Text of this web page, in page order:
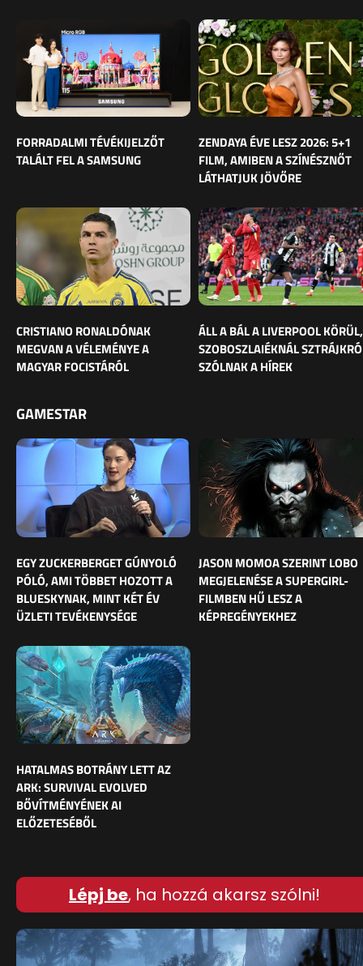
FORRADALMI TÉVÉKIJELZŐT
TALÁLT FEL A SAMSUNG
ZENDAYA ÉVE LESZ 2026: 5+1
FILM, AMIBEN A SZÍNÉSZNŐT
LÁTHATJUK JÖVŐRE
CRISTIANO RONALDÓNAK
MEGVAN A VÉLEMÉNYE A
MAGYAR FOCISTÁRÓL
ÁLL A BÁL A LIVERPOOL KÖRÜL,
SZOBOSZLAIÉKNÁL
SZÓLNAK A HÍREK
GAMESTAR
EGY ZUCKERBERGET GÚNYOLÓ
PÓLÓ, AMI TÖBBET HOZOTT A
BLUESKYNAK, MINT KÉT ÉV
ÜZLETI TEVÉKENYSÉGE
JASON MOMOA SZERINT LOBO
MEGJELENÉSE A SUPERGIRL-
FILMBEN HŰ LESZ A
KÉPREGÉNYEKHEZ
HATALMAS BOTRÁNY LETT AZ
ARK: SURVIVAL EVOLVED
BŐVÍTMÉNYÉNEK AI
ELŐZETESÉBŐL
Lépj be, ha hozzá akarsz szólni!